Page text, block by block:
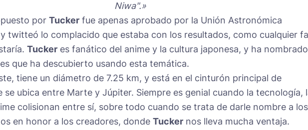
Niwa".»
por Tucker fue apenas aprobado por la Unión Astronómica
twitteó lo complacido que estaba con los resultados, como cualquier
Tucker es fanático del anime y la cultura japonesa, y ha nombrado
que ha descubierto usando esta temática.
tiene un diámetro de 7.25 km, y está en el cinturón principal de
se ubica entre Marte y Júpiter. Siempre es genial cuando la tecnología,
colisionan entre sí, sobre todo cuando se trata de darle nombre a los
en honor a los creadores, donde Tucker nos lleva mucha ventaja.